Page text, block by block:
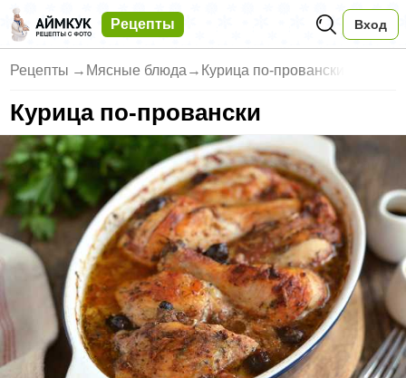
Рецепты Вход
Рецепты → Мясные блюда → Курица по-провански
Курица по-провански